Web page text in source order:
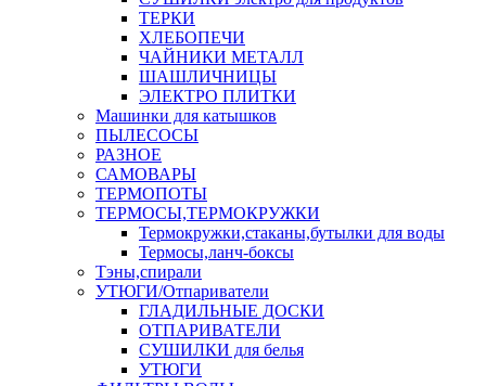
ТЕРКИ
ХЛЕБОПЕЧИ
ЧАЙНИКИ МЕТАЛЛ
ШАШЛИЧНИЦЫ
ЭЛЕКТРО ПЛИТКИ
Машинки для катышков
ПЫЛЕСОСЫ
РАЗНОЕ
САМОВАРЫ
ТЕРМОПОТЫ
ТЕРМОСЫ,ТЕРМОКРУЖКИ
Термокружки,стаканы,бутылки для воды
Термосы,ланч-боксы
Тэны,спирали
УТЮГИ/Отпариватели
ГЛАДИЛЬНЫЕ ДОСКИ
ОТПАРИВАТЕЛИ
СУШИЛКИ для белья
УТЮГИ